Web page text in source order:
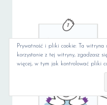
Prywatność i pliki cookie: Ta witryna
korzystanie z tej witryny, zgadzasz
więcej, w tym jak kontrolować pliki